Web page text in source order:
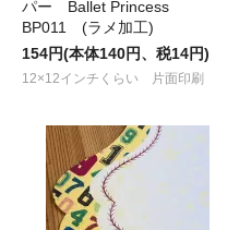
パー Ballet Princess
BP011 (ラメ加工)
154円(本体140円、税14円)
12×12インチくらい 片面印刷